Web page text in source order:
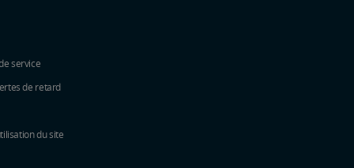
service
de retard
du site